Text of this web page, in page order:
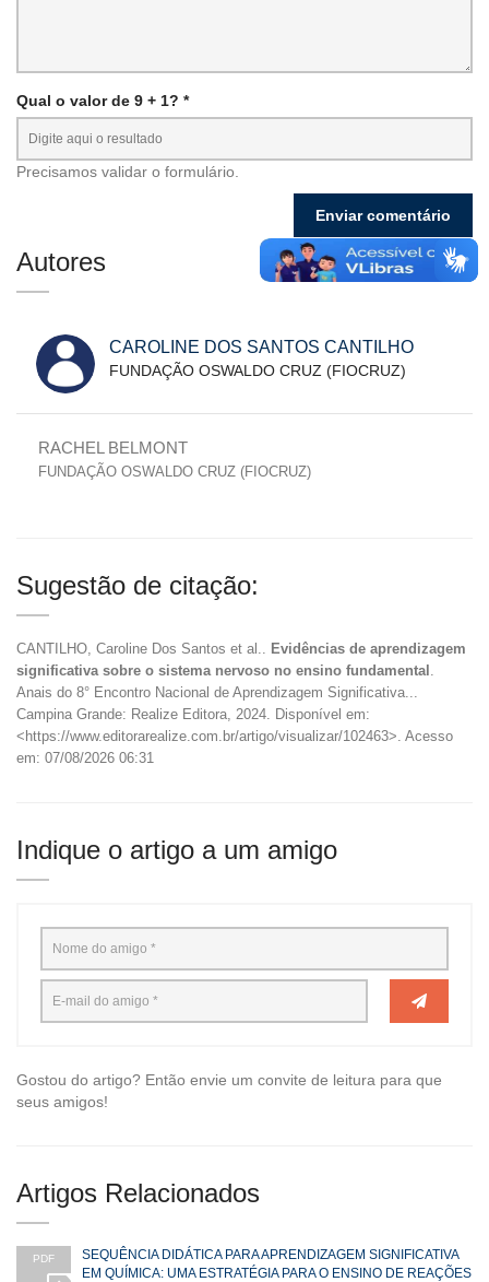
Qual o valor de 9 + 1? *
Precisamos validar o formulário.
Autores
CAROLINE DOS SANTOS CANTILHO
FUNDAÇÃO OSWALDO CRUZ (FIOCRUZ)
RACHEL BELMONT
FUNDAÇÃO OSWALDO CRUZ (FIOCRUZ)
Sugestão de citação:
CANTILHO, Caroline Dos Santos et al.. Evidências de aprendizagem
significativa sobre o sistema nervoso no ensino fundamental
Anais do 8° Encontro Nacional de Aprendizagem Significativa...
Campina Grande: Realize Editora, 2024. Disponível em:
<https://www.editorarealize.com.br/artigo/visualizar/102463>. Acesso
em: 07/08/2026 06:31
Indique o artigo a um amigo
Gostou do artigo? Então envie um convite de leitura para que
seus amigos!
Artigos Relacionados
PDF
SEQUÊNCIA DIDÁTICA PARA APRENDIZAGEM SIGNIFICATIVA
EM QUÍMICA: UMA ESTRATÉGIA PARA O ENSINO DE REAÇÕES